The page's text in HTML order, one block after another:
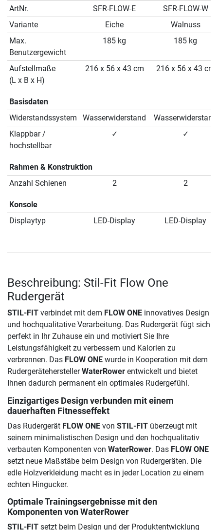
ArtNr.
SFR-FLOW-E
SFR-FLOW-W
Variante
Eiche
Walnuss
Max.
Benutzergewicht
185 kg 185 kg
Aufstellmaße
(L x B x H)
216 x 56 x 43 cm 216 x 56 x 43 cm
Basisdaten
Widerstandssystem
Wasserwiderstand
Wasserwiderstand
Klappbar /
hochstellbar
✓ ✓
Rahmen & Konstruktion
Anzahl Schienen
2 2
Konsole
Displaytyp
LED-Display LED-Display
Beschreibung: Stil-Fit Flow One
Rudergerät
STIL-FIT verbindet mit dem FLOW ONE innovatives Design
und hochqualitative Verarbeitung. Das Rudergerät fügt sich
perfekt in Ihr Zuhause ein und motiviert Sie Ihre
Leistungsfähigkeit zu verbessern und Kalorien zu
verbrennen. Das FLOW ONE wurde in Kooperation mit dem
RudergeräteherstellerWaterRower entwickelt und bietet
Ihnen dadurch permanent ein optimales Rudergefühl.
Einzigartiges Design verbunden mit einem
dauerhaften Fitnesseffekt
Das Rudergerät FLOW ONE von STIL-FIT überzeugt mit
seinem minimalistischen Design und den hochqualitativ
verbauten Komponenten von WaterRower. Das FLOW ONE
setzt neue Maßstäbe beim Design von Rudergeräten. Die
edle Holzverkleidung macht es in jeder Location zu einem
echten Hingucker.
Optimale Trainingsergebnisse mit den
Komponenten von WaterRower
STIL-FIT setzt beim Design und der Produktentwicklung